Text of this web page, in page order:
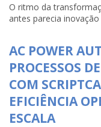
O ritmo da
antes parecia inovação
AC POWER
PROCESSOS
COM
EFICIÊNCIA
ESCALA